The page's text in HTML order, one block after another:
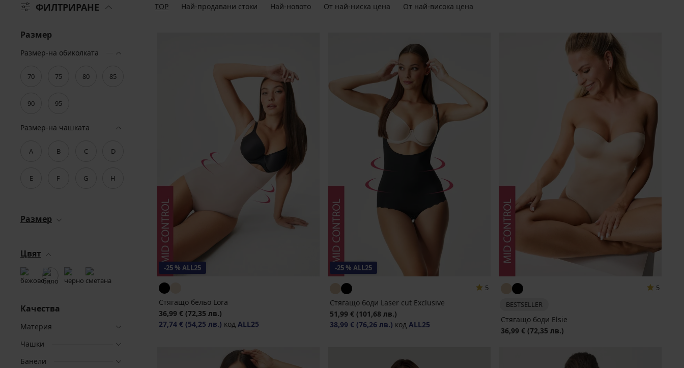
ФИЛТРИРАНЕ TOP Най-продавани стоки Най-новото От най-ниска цена От най-висока цена
Размер
Размер-на обиколката
70 75 80 85
90 95
Размер-на чашката
A B C D
E F G H
Размер
Цвят
Качества
Материя
Чашки
Банели
-25 % ALL25
Стягащо бельо Lora
36,99 € (72,35 лв.)
27,74 € (54,25 лв.) код ALL25
-25 % ALL25
5
Стягащо боди Laser cut Exclusive
51,99 € (101,68 лв.)
38,99 € (76,26 лв.) код ALL25
5
BESTSELLER
Стягащо боди Elsie
36,99 € (72,35 лв.)